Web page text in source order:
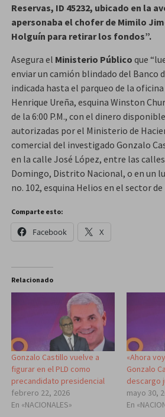
Reservas, ID 45232, ubicado en la
apersonaba el chofer de Mimilo
Holguín para retirar los fondos”.
Asegura el Ministerio Público que
enviar un camión blindado del Banco
indicada hasta el parqueo de la
Henrique Ureña, esquina Winston
de la 6:00 P.M., con el dinero
autorizadas por el Ministerio de
comercial del investigado Gonzalo
en la calle José López, entre las
Domingo, Distrito Nacional, o en un
no. 102, esquina Helios en el sector de
Comparte esto:
Facebook X
Relacionado
Gonzalo Castillo vuelve a
figurar en el PLD como
precandidato presidencial
febrero 22, 2026
En «NACIONALES»
«Ahora
Gonzalo
descargo
mayo 30,
En